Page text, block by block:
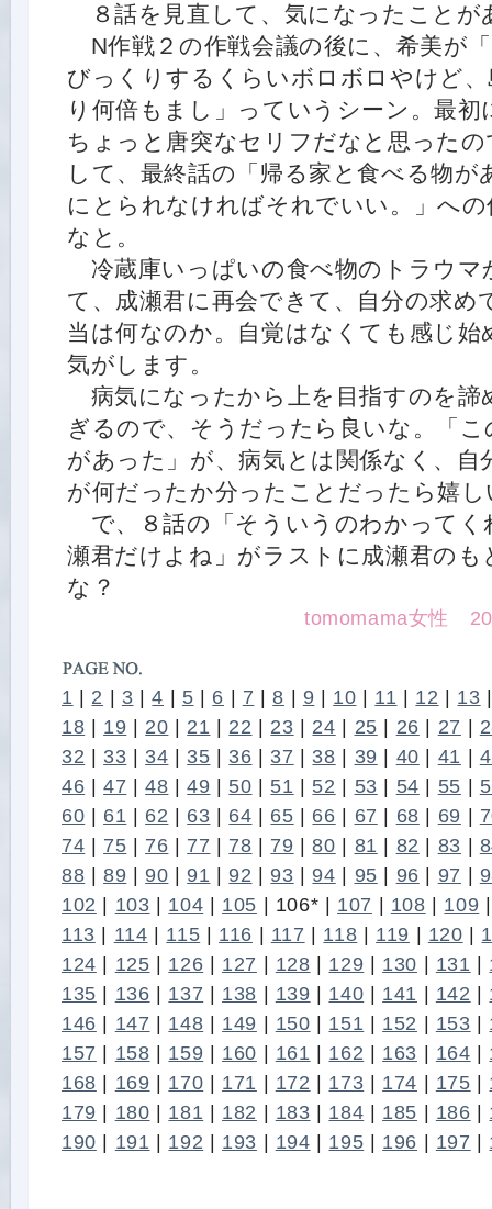
８話を見直して、気になったことが
N作戦２の作戦会議の後に、希美が
びっくりするくらいボロボロやけど
り何倍もまし」っていうシーン。最初
ちょっと唐突なセリフだなと思った
して、最終話の「帰る家と食べる物が
にとられなければそれでいい。」へ
なと。
冷蔵庫いっぱいの食べ物のトラウマ
て、成瀬君に再会できて、自分の求め
当は何なのか。自覚はなくても感じ
気がします。
病気になったから上を目指すのを諦
ぎるので、そうだったら良いな。「こ
があった」が、病気とは関係なく、自
が何だったか分ったことだったら嬉
で、８話の「そういうのわかってく
瀬君だけよね」がラストに成瀬君のも
な？
tomomama女性
1 | 2 | 3 |4 | 5 | 6 | 7 |8 | 9 | 10 | 11 | 12 | 13
18 | 19 | 20 | 21 | 22 | 23 | 24 | 25 | 26 | 27 |
32 | 33 | 34 | 35 | 36 | 37 | 38 | 39 | 40 | 41 |
46 |47 |48 |49 | 50 | 51 | 52 | 53 | 54 | 55 |
60 | 61 | 62 | 63 | 64 | 65 | 66 | 67 | 68 | 69 |
74 | 75 | 76 | 77 | 78 | 79 |80 | 81 | 82 | 83 |
88 |89 | 90 | 91 | 92 | 93 | 94 | 95 | 96 | 97 |
102 | 103 | 104 | 105 | 106* | 107 | 108 | 109
113 | 114 | 115 | 116 | 117 | 118 | 119 | 120 |
124 | 125 | 126 | 127 | 128 | 129 | 130 | 131 |
135 | 136 | 137 | 138 | 139 | 140 | 141 | 142 |
146 | 147 | 148 | 149 | 150 | 151 | 152 | 153 |
157 | 158 | 159 | 160 | 161 | 162 | 163 | 164 |
168 | 169 | 170 | 171 | 172 | 173 | 174 | 175 |
179 | 180 | 181 | 182 | 183 | 184 | 185 | 186 |
190 | 191 | 192 | 193 | 194 | 195 | 196 | 197 |